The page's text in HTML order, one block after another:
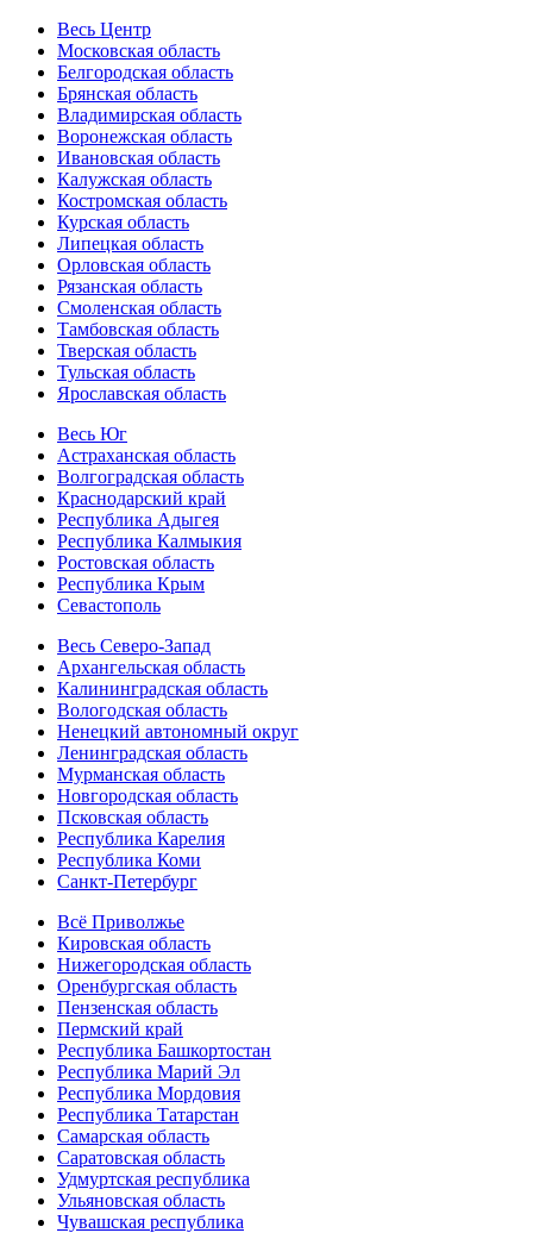
Весь Центр
Московская область
Белгородская область
Брянская область
Владимирская область
Воронежская область
Ивановская область
Калужская область
Костромская область
Курская область
Липецкая область
Орловская область
Рязанская область
Смоленская область
Тамбовская область
Тверская область
Тульская область
Ярославская область
Весь Юг
Астраханская область
Волгоградская область
Краснодарский край
Республика Адыгея
Республика Калмыкия
Ростовская область
Республика Крым
Севастополь
Весь Северо-Запад
Архангельская область
Калининградская область
Вологодская область
Ненецкий автономный округ
Ленинградская область
Мурманская область
Новгородская область
Псковская область
Республика Карелия
Республика Коми
Санкт-Петербург
Всё Приволжье
Кировская область
Нижегородская область
Оренбургская область
Пензенская область
Пермский край
Республика Башкортостан
Республика Марий Эл
Республика Мордовия
Республика Татарстан
Самарская область
Саратовская область
Удмуртская республика
Ульяновская область
Чувашская республика